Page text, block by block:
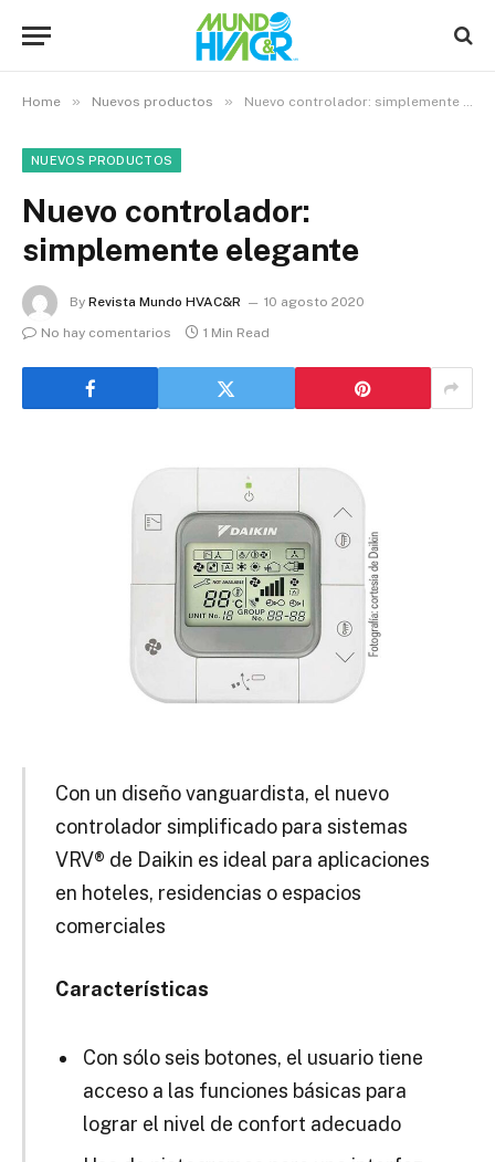
Home » Nuevos productos » Nuevo controlador: simplemente elegante
NUEVOS PRODUCTOS
Nuevo controlador:
simplemente elegante
By Revista Mundo HVAC&R
10 agosto 2020
No hay comentarios
1 Min Read
Con un diseño vanguardista, el nuevo
controlador simplificado para sistemas
VRV® de Daikin es ideal para aplicaciones
en hoteles, residencias o espacios
comerciales
Características
Con sólo seis botones, el usuario tiene
acceso a las funciones básicas para
lograr el nivel de confort adecuado